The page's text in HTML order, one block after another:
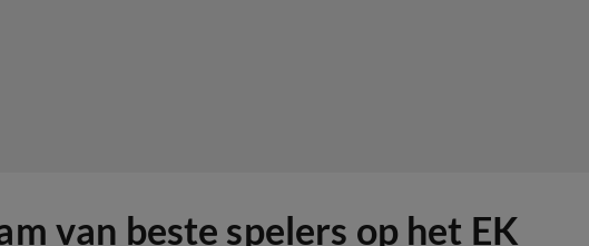
van beste spelers op het EK